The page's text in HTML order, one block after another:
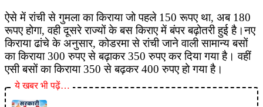
ऐसे में रांची से गुमला का किराया जो पहले 150 रूपए था, अब 180
रूपए होगा, वही दूसरे राज्यों के बस किराए में बंपर बढ़ोतरी हुई है।नए
किराया ढांचे के अनुसार, कोडरमा से रांची जाने वाली सामान्य बसों
का किराया 300 रुपए से बढ़ाकर 350 रुपए कर दिया गया है। वहीं
एसी बसों का किराया 350 से बढ़कर 400 रुपए हो गया है।
ये खबर भी पढ़ें…